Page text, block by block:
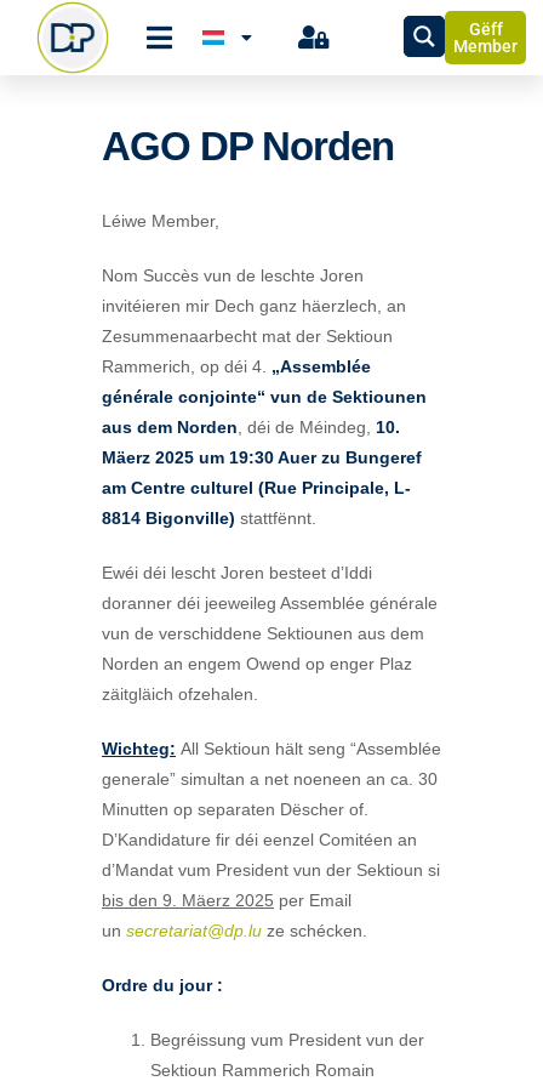
Gëff
Member
AGO DP Norden
Léiwe Member,
Nom Succès vun de leschte Joren
invitéieren mir Dech ganz häerzlech, an
Zesummenaarbecht mat der Sektioun
Rammerich, op déi 4. „Assemblée
générale conjointe“ vun de Sektiounen
aus dem Norden , déi de Méindeg, 10.
Mäerz 2025 um 19:30 Auer zu Bungeref
am Centre culturel (Rue Principale, L-
8814 Bigonville) stattfënnt.
Ewéi déi lescht Joren besteet d’Iddi
doranner déi jeeweileg Assemblée générale
vun de verschiddene Sektiounen aus dem
Norden an engem Owend op enger Plaz
zäitgläich ofzehalen.
Wichteg: All Sektioun hält seng “Assemblée
generale” simultan a net noeneen an ca. 30
Minutten op separaten Dëscher of.
D’Kandidature fir déi eenzel Comitéen an
d’Mandat vum President vun der Sektioun si
bis den 9. Mäerz 2025 per Email
un secretariat@dp.lu ze schécken.
Ordre du jour :
Begréissung vum President vun der
Sektioun Rammerich Romain